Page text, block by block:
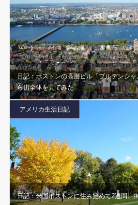
日記：ボストンの高層ビル「プルデンシ
ら街全体を見てみた
アメリカ生活日記
日記：米国ボストンに住み始めて2週間。